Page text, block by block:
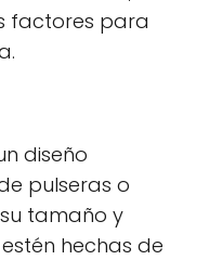
factores para
diseño
pulseras o
tamaño y
hechas de